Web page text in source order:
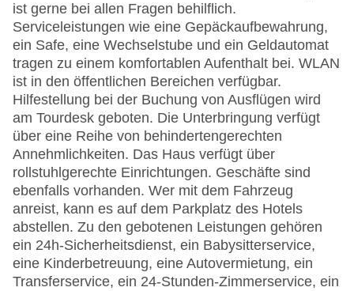
ist gerne bei allen Fragen behilflich.
Serviceleistungen wie eine Gepäckaufbewahrung,
ein Safe, eine Wechselstube und ein Geldautomat
tragen zu einem komfortablen Aufenthalt bei. WLAN
ist in den öffentlichen Bereichen verfügbar.
Hilfestellung bei der Buchung von Ausflügen wird
am Tourdesk geboten. Die Unterbringung verfügt
über eine Reihe von behindertengerechten
Annehmlichkeiten. Das Haus verfügt über
rollstuhlgerechte Einrichtungen. Geschäfte sind
ebenfalls vorhanden. Wer mit dem Fahrzeug
anreist, kann es auf dem Parkplatz des Hotels
abstellen. Zu den gebotenen Leistungen gehören
ein 24h-Sicherheitsdienst, ein Babysitterservice,
eine Kinderbetreuung, eine Autovermietung, ein
Transferservice, ein 24-Stunden-Zimmerservice, ein